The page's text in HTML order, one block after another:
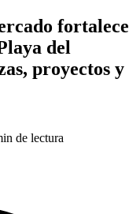
fortalece
del
proyectos y
de lectura